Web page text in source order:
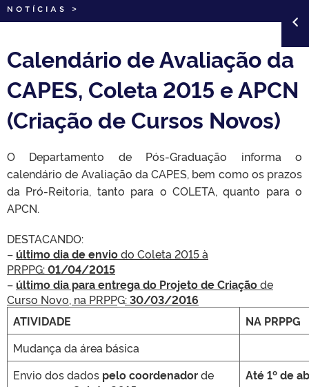
NOTÍCIAS >
Calendário de Avaliação da
CAPES, Coleta 2015 e APCN
(Criação de Cursos Novos)
O Departamento de Pós-Graduação informa o
calendário de Avaliação da CAPES, bem como os prazos
da Pró-Reitoria, tanto para o COLETA, quanto para o
APCN.
DESTACANDO:
– último dia de enviodo Coleta 2015 à
PRPPG:01/04/2015
– último dia para entrega do Projeto de Criaçãode
Curso Novo, na PRPPG:30/03/2016
ATIVIDADE
NA PRPPG
Mudança da área básica
Envio dos dados pelo coordenadorde
Até 1º de